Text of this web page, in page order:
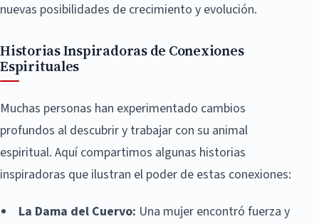
nuevas posibilidades de crecimiento y evolución.
Historias Inspiradoras de Conexiones
Espirituales
Muchas personas han experimentado cambios
profundos al descubrir y trabajar con su animal
espiritual. Aquí compartimos algunas historias
inspiradoras que ilustran el poder de estas conexiones:
La Dama del Cuervo: Una mujer encontró fuerza y